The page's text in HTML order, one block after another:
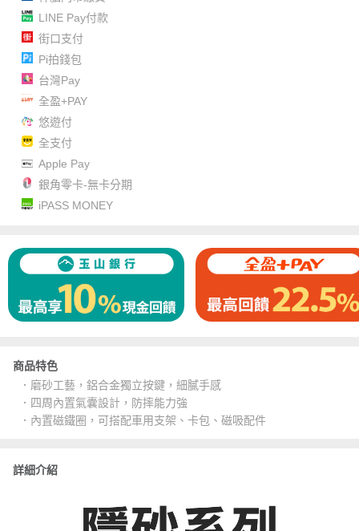
LINE Pay付款
街口支付
Pi拍錢包
台灣Pay
全盈+PAY
悠遊付
全支付
Apple Pay
銀角零卡-無卡分期
iPASS MONEY
商品特色
．磨砂工藝，鋁合金獨立按鍵，細膩手感
．四周內置氣囊設計，防摔能力強
．內置磁鐵圈，可搭配車用支架、卡包、磁吸配件
詳細介紹